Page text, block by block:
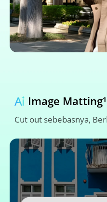
Cut out sebebasnya,
Image